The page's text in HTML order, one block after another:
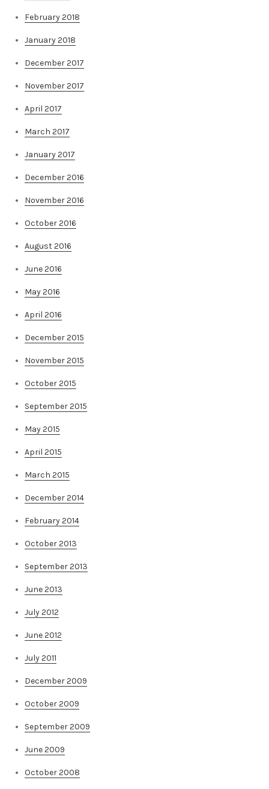
February 2018
January 2018
December 2017
November 2017
April 2017
March 2017
January 2017
December 2016
November 2016
October 2016
August 2016
June 2016
May 2016
April 2016
December 2015
November 2015
October 2015
September 2015
May 2015
April 2015
March 2015
December 2014
February 2014
October 2013
September 2013
June 2013
July 2012
June 2012
July 2011
December 2009
October 2009
September 2009
June 2009
October 2008